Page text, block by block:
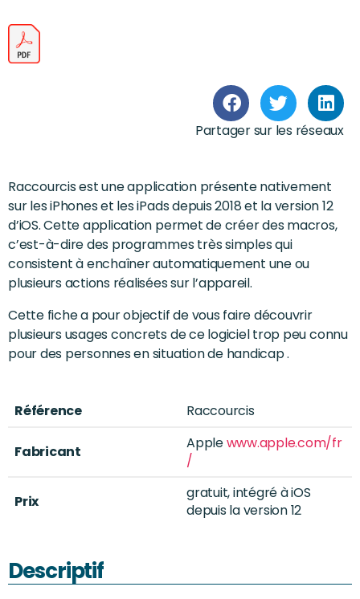
Partager sur les réseaux
Raccourcis est une application présente nativement
sur les iPhones et les iPads depuis 2018 et la version 12
d’iOS. Cette application permet de créer des macros,
c’est-à-dire des programmes très simples qui
consistent à enchaîner automatiquement une ou
plusieurs actions réalisées sur l’appareil.
Cette fiche a pour objectif de vous faire découvrir
plusieurs usages concrets de ce logiciel trop peu connu
pour des personnes en situation de handicap .
Référence Raccourcis
Fabricant Applewww.apple.com/fr
/
Prix
gratuit, intégré à iOS
depuis la version 12
Descriptif